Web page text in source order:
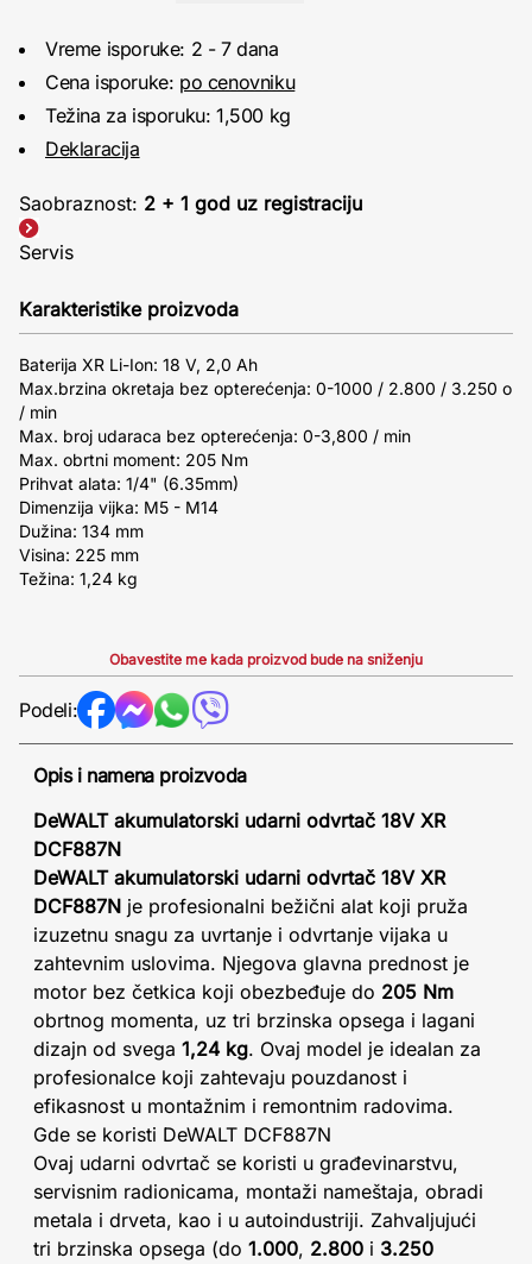
Vreme isporuke: 2 - 7 dana
Cena isporuke: po cenovniku
Težina za isporuku: 1,500 kg
Deklaracija
Saobraznost: 2 + 1 god uz registraciju
Servis
Karakteristike proizvoda
Baterija XR Li-Ion: 18 V, 2,0 Ah
Max.brzina okretaja bez opterećenja: 0-1000 / 2.800 / 3.250 o
/ min
Max. broj udaraca bez opterećenja: 0-3,800 / min
Max. obrtni moment: 205 Nm
Prihvat alata: 1/4" (6.35mm)
Dimenzija vijka: M5 - M14
Dužina: 134 mm
Visina: 225 mm
Težina: 1,24 kg
Obavestite me kada proizvod bude na sniženju
Podeli:
Opis i namena proizvoda
DeWALT akumulatorski udarni odvrtač 18V XR
DCF887N
DeWALT akumulatorski udarni odvrtač 18V XR
DCF887N je profesionalni bežični alat koji pruža
izuzetnu snagu za uvrtanje i odvrtanje vijaka u
zahtevnim uslovima. Njegova glavna prednost je
motor bez četkica koji obezbeđuje do 205 Nm
obrtnog momenta, uz tri brzinska opsega i lagani
dizajn od svega 1,24 kg. Ovaj model je idealan za
profesionalce koji zahtevaju pouzdanost i
efikasnost u montažnim i remontnim radovima.
Gde se koristi DeWALT DCF887N
Ovaj udarni odvrtač se koristi u građevinarstvu,
servisnim radionicama, montaži nameštaja, obradi
metala i drveta, kao i u autoindustriji. Zahvaljujući
tri brzinska opsega (do 1.000, 2.800 i 3.250